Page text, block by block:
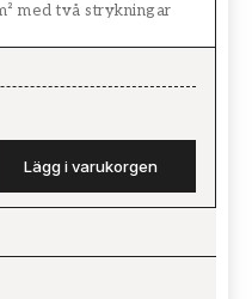
med två strykningar
Lägg i varukorgen